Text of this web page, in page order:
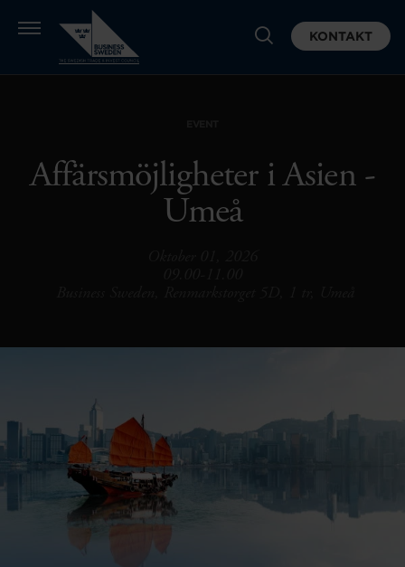
KONTAKT
Affärsmöjligheter i Asien -
Umeå